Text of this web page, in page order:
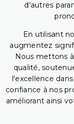
d'autres
En utilisant
augmentez
Nous mettons
qualité,
l'excellence
confiance à nos
améliorant ainsi